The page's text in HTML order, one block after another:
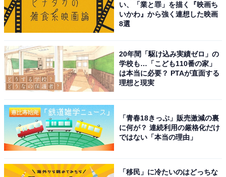
い、「業と罪」を描く『映画ち
いかわ』から強く連想した映画
8選
20年間「駆け込み実績ゼロ」の
学校も…「こども110番の家」
は本当に必要？ PTAが直面する
理想と現実
「青春18きっぷ」販売激減の裏
に何が？ 連続利用の厳格化だけ
ではない「本当の理由」
「移民」に冷たいのはどっちな